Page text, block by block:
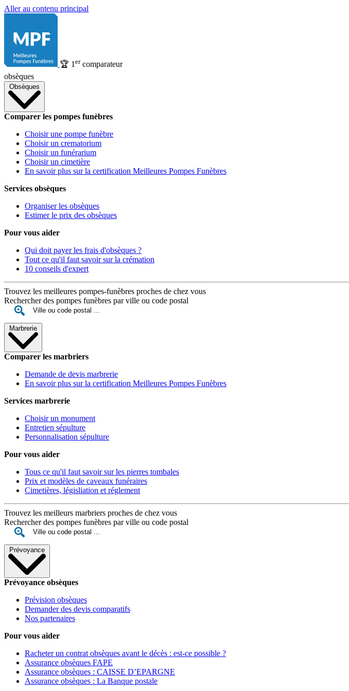
Aller au contenu principal
🏆 1 ercomparateur
obsèques
Obsèques
Comparer les pompes funèbres
Choisir une pompe funèbre
Choisir un crematorium
Choisir un funérarium
Choisir un cimetière
En savoir plus sur la certification Meilleures Pompes Funèbres
Services obsèques
Organiser les obsèques
Estimer le prix des obsèques
Pour vous aider
Qui doit payer les frais d'obsèques ?
Tout ce qu'il faut savoir sur la crémation
10 conseils d'expert
Trouvez les meilleures pompes-funèbres proches de chez vous
Rechercher des pompes funèbres par ville ou code postal
Marbrerie
Comparer les marbriers
Demande de devis marbrerie
En savoir plus sur la certification Meilleures Pompes Funèbres
Services marbrerie
Choisir un monument
Entretien sépulture
Personnalisation sépulture
Pour vous aider
Tous ce qu'il faut savoir sur les pierres tombales
Prix et modèles de caveaux funéraires
Cimetières, législiation et réglement
Trouvez les meilleurs marbriers proches de chez vous
Rechercher des pompes funèbres par ville ou code postal
Prévoyance
Prévoyance obsèques
Prévision obsèques
Demander des devis comparatifs
Nos partenaires
Pour vous aider
Racheter un contrat obsèques avant le décès : est-ce possible ?
Assurance obsèques FAPE
Assurance obsèques : CAISSE D’EPARGNE
Assurance obsèques : La Banque postale